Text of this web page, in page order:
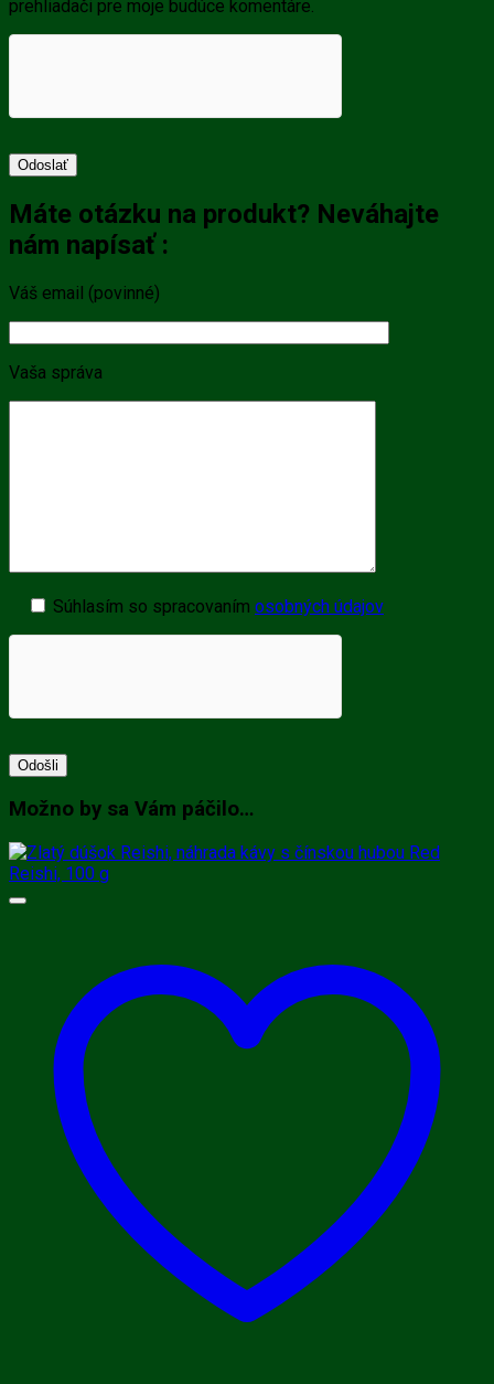
prehliadači pre moje budúce komentáre.
Máte otázku na produkt? Neváhajte
nám napísať :
Váš email (povinné)
Vaša správa
Súhlasím so spracovaním osobných údajov
Možno by sa Vám páčilo…